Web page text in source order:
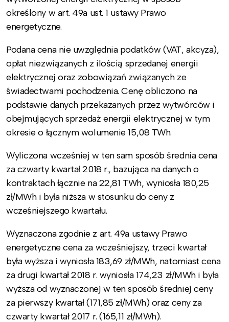
określony w art. 49a ust. 1 ustawy Prawo
energetyczne.
Podana cena nie uwzględnia podatków (VAT, akcyza),
opłat niezwiązanych z ilością sprzedanej energii
elektrycznej oraz zobowiązań związanych ze
świadectwami pochodzenia. Cenę obliczono na
podstawie danych przekazanych przez wytwórców i
obejmujących sprzedaż energii elektrycznej w tym
okresie o łącznym wolumenie 15,08 TWh.
Wyliczona wcześniej w ten sam sposób średnia cena
za czwarty kwartał 2018 r., bazująca na danych o
kontraktach łącznie na 22,81 TWh, wyniosła 180,25
zł/MWh i była niższa w stosunku do ceny z
wcześniejszego kwartału.
Wyznaczona zgodnie z art. 49a ustawy Prawo
energetyczne cena za wcześniejszy, trzeci kwartał
była wyższa i wyniosła 183,69 zł/MWh, natomiast cena
za drugi kwartał 2018 r. wyniosła 174,23 zł/MWh i była
wyższa od wyznaczonej w ten sposób średniej ceny
za pierwszy kwartał (171,85 zł/MWh) oraz ceny za
czwarty kwartał 2017 r. (165,11 zł/MWh).